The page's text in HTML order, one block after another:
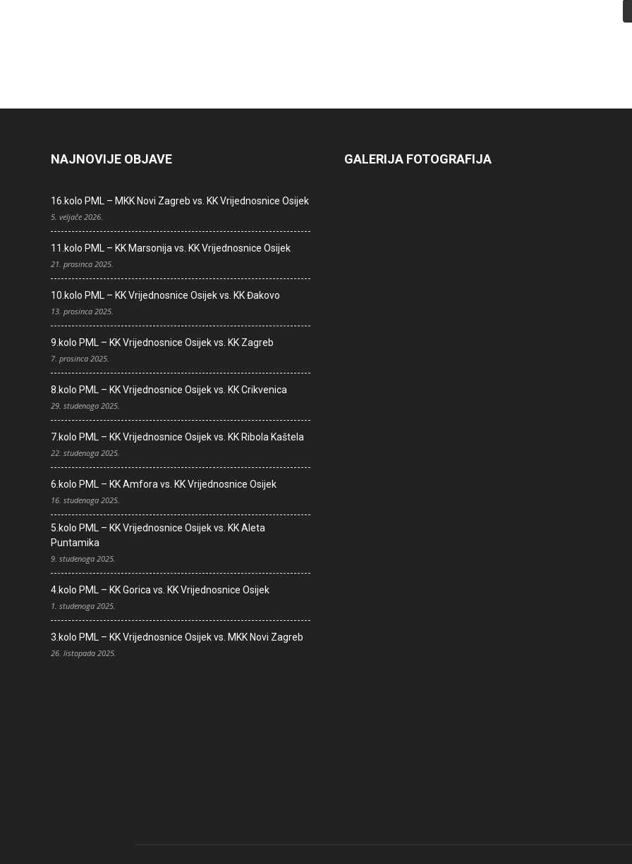
NAJNOVIJE OBJAVE
16.kolo PML – MKK Novi Zagreb vs. KK Vrijednosnice Osijek
5. veljače 2026.
11.kolo PML – KK Marsonija vs. KK Vrijednosnice Osijek
21. prosinca 2025.
10.kolo PML – KK Vrijednosnice Osijek vs. KK Đakovo
13. prosinca 2025.
9.kolo PML – KK Vrijednosnice Osijek vs. KK Zagreb
7. prosinca 2025.
8.kolo PML – KK Vrijednosnice Osijek vs. KK Crikvenica
29. studenoga 2025.
7.kolo PML – KK Vrijednosnice Osijek vs. KK Ribola Kaštela
22. studenoga 2025.
6.kolo PML – KK Amfora vs. KK Vrijednosnice Osijek
16. studenoga 2025.
5.kolo PML – KK Vrijednosnice Osijek vs. KK Aleta
Puntamika
9. studenoga 2025.
4.kolo PML – KK Gorica vs. KK Vrijednosnice Osijek
1. studenoga 2025.
3.kolo PML – KK Vrijednosnice Osijek vs. MKK Novi Zagreb
26. listopada 2025.
GALERIJA FOTOGRAFIJA